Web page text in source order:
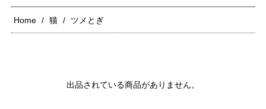
Home 猫 ツメとぎ
出品されている商品がありません。